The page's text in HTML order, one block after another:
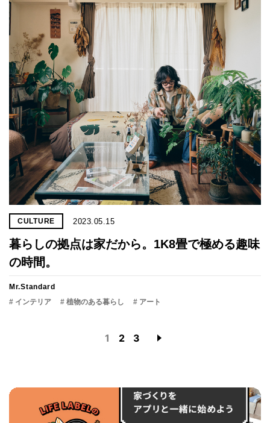
CULTURE 2023.05.15
暮らしの拠点は家だから。1K8畳で極める趣味
の時間。
Mr.Standard
# インテリア
# 植物のある暮らし # アート
1 2 3